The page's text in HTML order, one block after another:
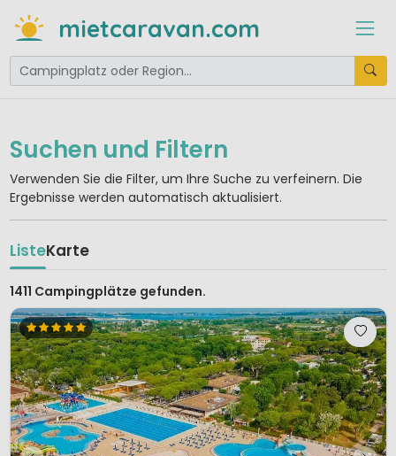
mietcaravan.com
Suchen und Filtern
Verwenden Sie die Filter, um Ihre Suche zu verfeinern. Die
Ergebnisse werden automatisch aktualisiert.
ListeKarte
1411 Campingplätze gefunden.